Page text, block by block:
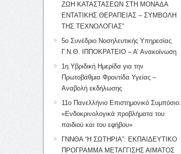
ΖΩΗ ΚΑΤΑΣΤΑΣΕΩΝ ΣΤΗ ΜΟΝΑΔΑ
ΕΝΤΑΤΙΚΗΣ ΘΕΡΑΠΕΙΑΣ – ΣΥΜΒΟΛΗ
ΤΗΣ ΤΕΧΝΟΛΟΓΙΑΣ”
5ο Συνέδριο Νοσηλευτικής Υπηρεσίας
Γ.Ν.Θ. ΙΠΠΟΚΡΑΤΕΙΟ – Α’ Ανακοίνωση
1η Υβριδική Ημερίδα για την
Πρωτοβάθμια Φροντίδα Υγείας –
Αναβολή εκδήλωσης
11ο Πανελλήνιο Επιστημονικό Συμπόσιο:
«Ενδοκρινολογικά προβλήματα του
παιδιού και του εφήβου»
ΓΝΝΘΑ “Η ΣΩΤΗΡΙΑ”: ΕΚΠΑΙΔΕΥΤΙΚΟ
ΠΡΟΓΡΑΜΜΑ ΜΕΤΑΓΓΙΣΗΣ ΑΙΜΑΤΟΣ